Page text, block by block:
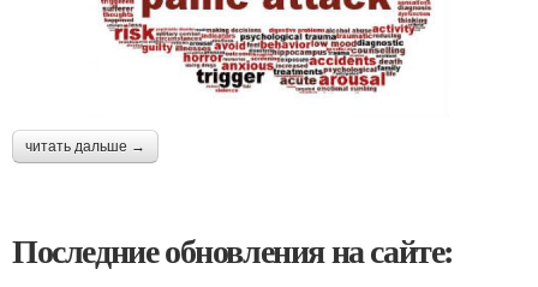
читать дальше →
Последние обновления на сайте: